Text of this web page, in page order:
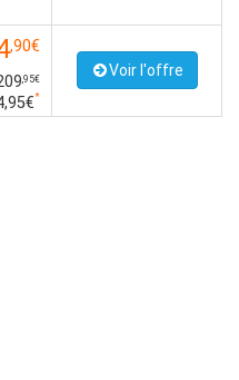
,90€
,95€
*
Voir l'offre